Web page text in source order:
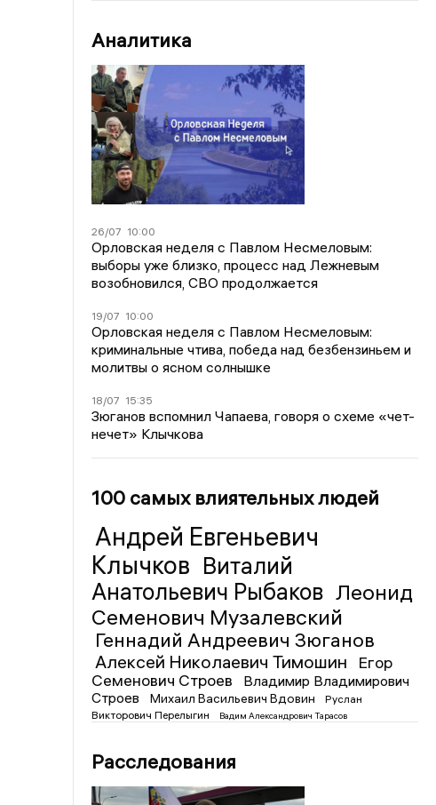
Аналитика
26/07 10:00
Орловская неделя с Павлом Несмеловым:
выборы уже близко, процесс над Лежневым
возобновился, СВО продолжается
19/07 10:00
Орловская неделя с Павлом Несмеловым:
криминальные чтива, победа над безбензиньем и
молитвы о ясном солнышке
18/07 15:35
Зюганов вспомнил Чапаева, говоря о схеме «чет-
нечет» Клычкова
100 самых влиятельных людей
Андрей Евгеньевич
Клычков Виталий
Анатольевич Рыбаков Леонид
Семенович Музалевский
Геннадий Андреевич Зюганов
Алексей Николаевич Тимошин
Егор
Семенович Строев
Владимир Владимирович
Строев
Михаил Васильевич Вдовин
Руслан
Викторович Перелыгин
Вадим Александрович Тарасов
Расследования